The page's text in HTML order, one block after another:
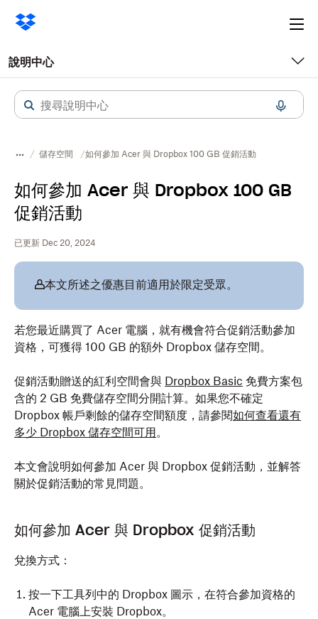
說明中心
儲存空間 如何參加 Acer 與 Dropbox 100 GB 促銷活動
如何參加 Acer 與 Dropbox 100 GB
促銷活動
已更新 Dec 20, 2024
本文所述之優惠目前適用於限定受眾。
若您最近購買了 Acer 電腦，就有機會符合促銷活動參加
資格，可獲得 100 GB 的額外 Dropbox 儲存空間。
促銷活動贈送的紅利空間會與 Dropbox Basic 免費方案包
含的 2 GB 免費儲存空間分開計算。如果您不確定
Dropbox 帳戶剩餘的儲存空間額度，請參閱如何查看還有
多少 Dropbox 儲存空間可用。
本文會說明如何參加 Acer 與 Dropbox 促銷活動，並解答
關於促銷活動的常見問題。
如何參加 Acer 與 Dropbox 促銷活動
兌換方式：
按一下工具列中的 Dropbox 圖示，在符合參加資格的
Acer 電腦上安裝 Dropbox。